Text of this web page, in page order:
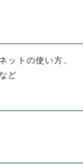
ットの使い方、
ど